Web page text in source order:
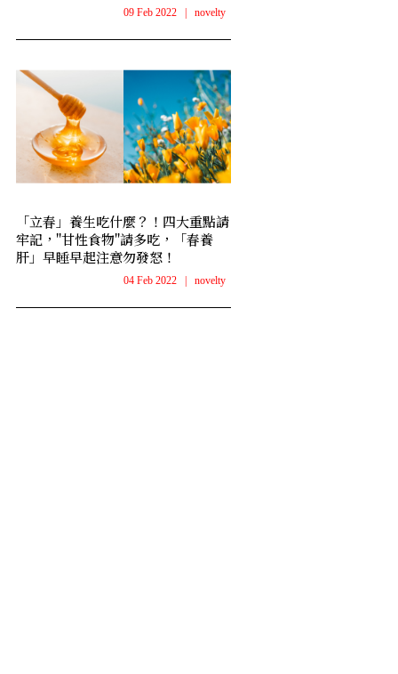
09 Feb 2022 novelty
「立春」養生吃什麼？！四大重點請
牢記，"甘性食物"請多吃，「春養
肝」早睡早起注意勿發怒！
04 Feb 2022 novelty